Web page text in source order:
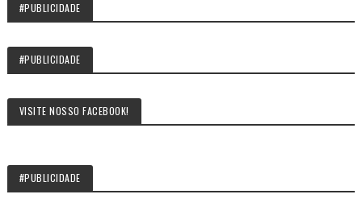
#PUBLICIDADE
#PUBLICIDADE
VISITE NOSSO FACEBOOK!
#PUBLICIDADE